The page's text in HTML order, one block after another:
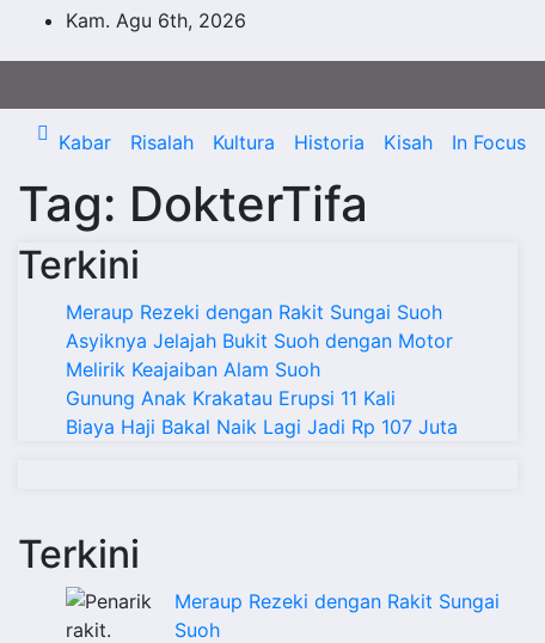
Kam. Agu 6th, 2026
Kabar Risalah Kultura Historia Kisah In Focus
Tag: DokterTifa
Terkini
Meraup Rezeki dengan Rakit Sungai Suoh
Asyiknya Jelajah Bukit Suoh dengan Motor
Melirik Keajaiban Alam Suoh
Gunung Anak Krakatau Erupsi 11 Kali
Biaya Haji Bakal Naik Lagi Jadi Rp 107 Juta
Terkini
Meraup Rezeki dengan Rakit Sungai
Suoh